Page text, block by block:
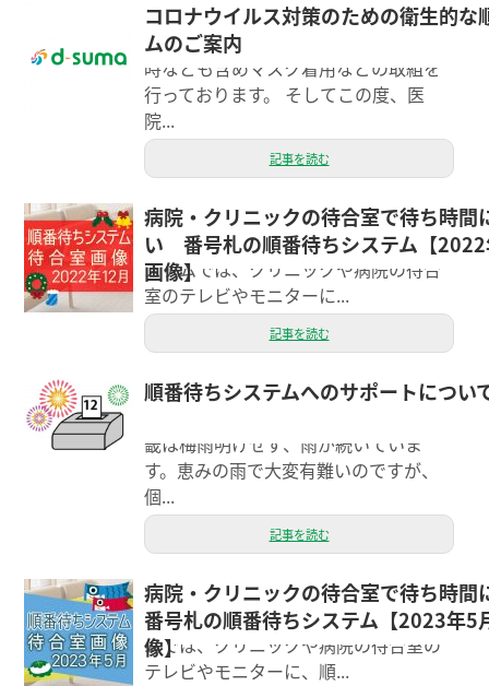
コロナウイルス対策のための衛生的な
ムのご案内
エクシー株式会社では、感染症予防と
して手洗い、うがい、手指消毒、通勤
時なども含めマスク着用などの取組を
行っております。 そしてこの度、医
院...
記事を読む
病院・クリニックの待合室で待ち時間
い 番号札の順番待ちシステム【
画像】
こんにちは、エクシーの動画編集担当
のサイトウです。 d-sumaの順番待ちシ
ステムでは、クリニックや病院の待合
室のテレビやモニターに...
記事を読む
順番待ちシステムへのサポートについ
ウェブ担当の吉田です（＾＾） 関東甲
畿は梅雨明けせず、雨が続いていま
す。恵みの雨で大変有難いのですが、
個...
記事を読む
病院・クリニックの待合室で待ち時間
番号札の順番待ちシステム【2023年5
像】
こんにちは、エクシーのスタッフのス
ギウラです。 d-sumaの順番待ちシステ
ムでは、クリニックや病院の待合室の
テレビやモニターに、順...